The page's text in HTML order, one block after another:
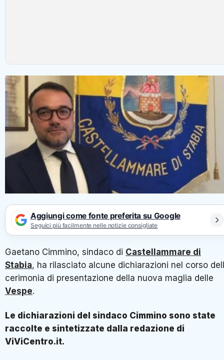
Aggiungi come fonte preferita su Google
Seguici più facilmente nelle notizie consigliate
Gaetano Cimmino, sindaco di Castellammare di
Stabia, ha rilasciato alcune dichiarazioni nel corso
cerimonia di presentazione della nuova maglia delle
Vespe.
Le dichiarazioni del sindaco Cimmino sono state
raccolte e sintetizzate dalla redazione di
ViViCentro.it.